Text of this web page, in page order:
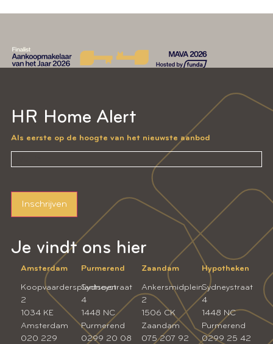
Je vindt ons hier
Amsterdam
Koopvaardersplantsoen
2
1034 KE
Amsterdam
020 229
Purmerend
Sydneystraat
4
1448 NC
Purmerend
0299 20 08
Zaandam
Ankersmidplein
2
1506 CK
Zaandam
075 207 92
Hypotheken
Sydneystraat
4
1448 NC
Purmerend
0299 25 42
HR Home Alert
Als eerste op de hoogte van het nieuwste aanbod
Inschrijven